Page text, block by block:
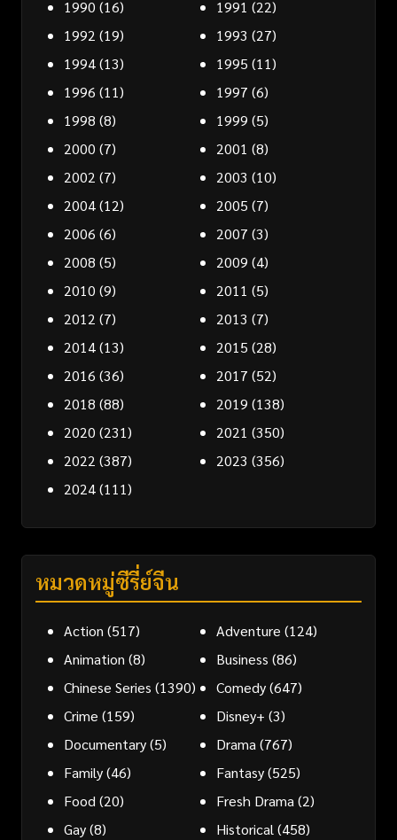
1990 (16) 1991 (22)
1992 (19) 1993 (27)
1994(13) 1995 (11)
1996 (11) 1997 (6)
1998 (8) 1999 (5)
2000 (7) 2001 (8)
2002 (7) 2003 (10)
2004(12) 2005 (7)
2006 (6) 2007 (3)
2008 (5) 2009 (4)
2010 (9) 2011 (5)
2012 (7) 2013 (7)
2014(13) 2015 (28)
2016 (36) 2017 (52)
2018 (88) 2019 (138)
2020 (231) 2021 (350)
2022 (387) 2023 (356)
2024(111)
หมวดหมู่ซีรี่ย์จีน
Action (517) Adventure (124)
Animation (8) Business (86)
Chinese Series (1390) Comedy(647)
Crime (159) Disney+ (3)
Documentary(5) Drama (767)
Family(46) Fantasy(525)
Food (20) Fresh Drama (2)
Gay(8) Historical (458)